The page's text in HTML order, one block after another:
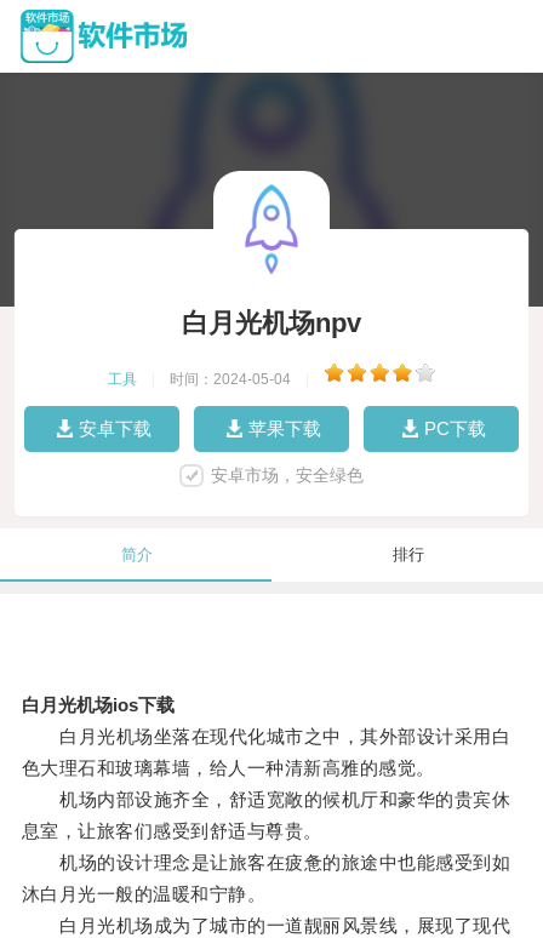
白月光机场npv
工具 时间：2024-05-04
安卓下载 苹果下载 PC下载
安卓市场，安全绿色
简介 排行
白月光机场ios下载
白月光机场坐落在现代化城市之中，其外部设计采用白
色大理石和玻璃幕墙，给人一种清新高雅的感觉。
机场内部设施齐全，舒适宽敞的候机厅和豪华的贵宾休
息室，让旅客们感受到舒适与尊贵。
机场的设计理念是让旅客在疲惫的旅途中也能感受到如
沐白月光一般的温暖和宁静。
白月光机场成为了城市的一道靓丽风景线，展现了现代